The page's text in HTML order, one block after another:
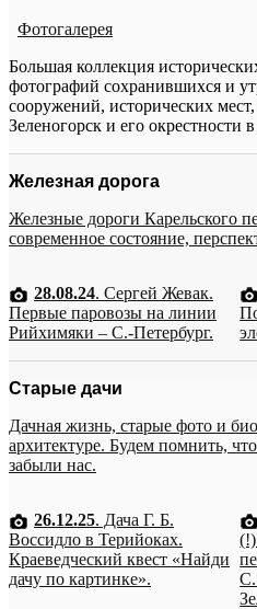
Фотогалерея
Большая коллекция
фотографий сохранившихся и
сооружений, исторических
Зеленогорск и его окрестности
Железная дорога
Железные дороги Карельского
современное состояние,
28.08.24. Сергей Жевак.
Первые паровозы на линии
Рийхимяки – С.-Петербург.
Старые дачи
Дачная жизнь, старые фото и
архитектуре. Будем помнить,
забыли нас.
26.12.25. Дача Г. Б.
Воссидло в Терийоках.
Краеведческий квест «Найди
дачу по картинке».
С.